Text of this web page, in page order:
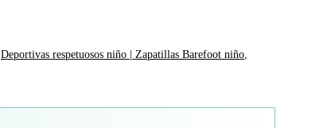
Deportivas respetuosos niño | Zapatillas Barefoot niño